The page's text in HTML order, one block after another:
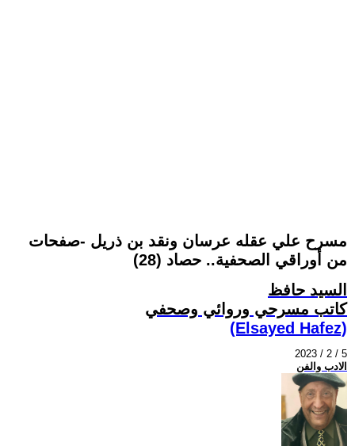
مسرح علي عقله عرسان ونقد بن ذريل -صفحات
من أوراقي الصحفية.. حصاد (28)
السيد حافظ
كاتب مسرحي وروائي وصحفي
(Elsayed Hafez)
2023 / 2 / 5
الادب والفن